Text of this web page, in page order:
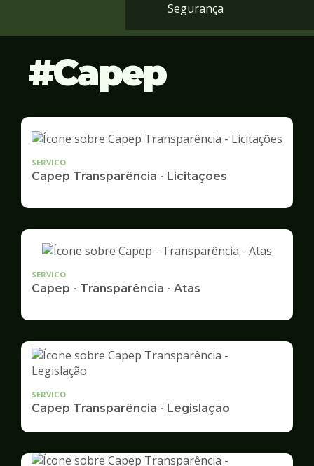
Segurança
Capep
SERVICO
Capep Transparência - Licitações
SERVICO
Capep - Transparência - Atas
SERVICO
Capep Transparência - Legislação